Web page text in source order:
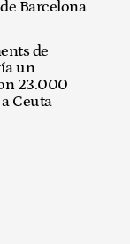
Barcelona
de
un
23.000
Ceuta